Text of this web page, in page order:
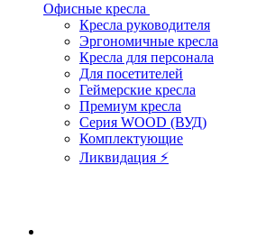
Офисные кресла
Кресла руководителя
Эргономичные кресла
Кресла для персонала
Для посетителей
Геймерские кресла
Премиум кресла
Серия WOOD (ВУД)
Комплектующие
Ликвидация ⚡